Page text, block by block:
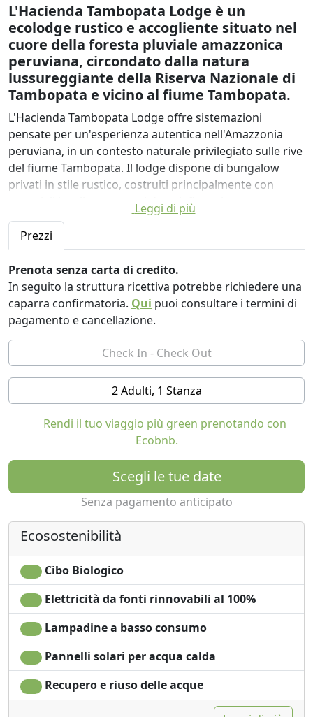
L'Hacienda Tambopata Lodge è un
ecolodge rustico e accogliente situato nel
cuore della foresta pluviale amazzonica
peruviana, circondato dalla natura
lussureggiante della Riserva Nazionale di
Tambopata e vicino al fiume Tambopata.
L'Hacienda Tambopata Lodge offre sistemazioni
pensate per un'esperienza autentica nell'Amazzonia
peruviana, in un contesto naturale privilegiato sulle rive
del fiume Tambopata. Il lodge dispone di bungalow
privati in stile rustico, costruiti principalmente con
materiali locali e sostenuti da palafitte, che consentono
una migliore integrazione con la giungla circostante e
un maggiore comfort durante la stagione delle piogge.
Le camere sono spaziose, luminose e immerse nella
vegetazione, garantendo privacy, tranquillità e contatto
diretto con la natura. Ogni bungalow è progettato per il
relax dopo le attività nella giungla, offrendo letti
confortevoli, bagno privato e spazi ben ventilati che
sfruttano il clima tropicale. Dalle terrazze o dagli spazi
esterni, gli ospiti possono godere dei suoni della
giungla, praticare il birdwatching e provare la
sensazione di essere completamente immersi nella
Il design del lodge privilegia la sostenibilità e il rispetto
per l'ambiente, creando un'atmosfera accogliente
senza perdere l'essenza naturale del luogo.
L'esperienza di soggiorno all'Hacienda Tambopata
Lodge unisce semplicità, comfort e un legame con la
foresta pluviale, rendendolo ideale sia per i viaggiatori
avventurosi sia per coloro che desiderano staccare la
spina dal ritmo urbano e vivere l'Amazzonia in modo
tranquillo e autentico. 🌿
Leggi di più
Prezzi
Prenota senza carta di credito.
In seguito la struttura ricettiva potrebbe richiedere una
caparra confirmatoria. Qui puoi consultare i termini di
pagamento e cancellazione.
2 Adulti, 1 Stanza
Rendi il tuo viaggio più green prenotando con
Ecobnb.
Scegli le tue date
Senza pagamento anticipato
Ecosostenibilità
Cibo Biologico
Elettricità da fonti rinnovabili al 100%
Lampadine a basso consumo
Pannelli solari per acqua calda
Recupero e riuso delle acque